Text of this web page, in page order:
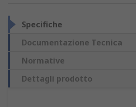
Specifiche
Documentazione Tecnica
Normative
Dettagli prodotto